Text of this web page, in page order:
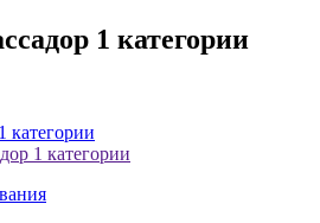
1 категории
категории
1 категории